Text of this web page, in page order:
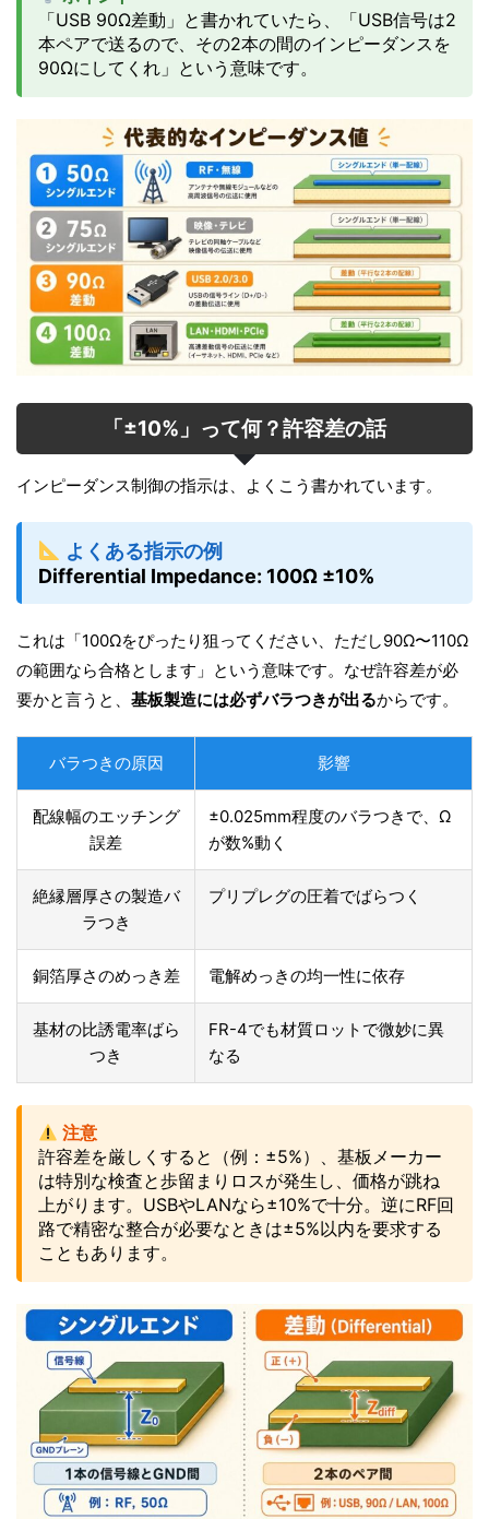
「USB 90Ω差動」と書かれていたら、「USB信号は2
本ペアで送るので、その2本の間のインピーダンスを
90Ωにしてくれ」という意味です。
「±10%」って何？許容差の話
インピーダンス制御の指示は、よくこう書かれています。
よくある指示の例
Differential Impedance: 100Ω ±10%
これは「100Ωをぴったり狙ってください、ただし90Ω〜110Ω
の範囲なら合格とします」という意味です。なぜ許容差が必
要かと言うと、 基板製造には必ずバラつきが出るからです。
バラつきの原因 影響
配線幅のエッチング
誤差
±0.025mm程度のバラつきで、Ω
が数%動く
絶縁層厚さの製造バ
ラつき
プリプレグの圧着でばらつく
銅箔厚さのめっき差 電解めっきの均一性に依存
基材の比誘電率ばら
つき
FR-4でも材質ロットで微妙に異
なる
注意
許容差を厳しくすると（例：±5%）、基板メーカー
は特別な検査と歩留まりロスが発生し、価格が跳ね
上がります。USBやLANなら±10%で十分。逆にRF回
路で精密な整合が必要なときは±5%以内を要求する
こともあります。